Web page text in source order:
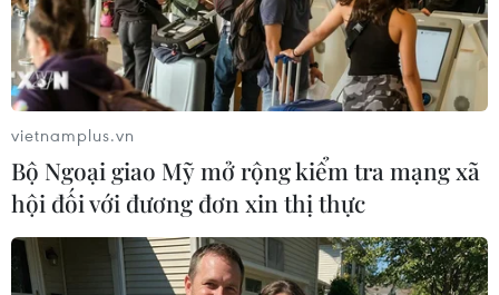
#tai nạn giao thông
Lâm Đồng
Đắk Nông
vietnamplus.vn
Bộ Ngoại giao Mỹ mở rộng kiểm tra mạng xã
hội đối với đương đơn xin thị thực